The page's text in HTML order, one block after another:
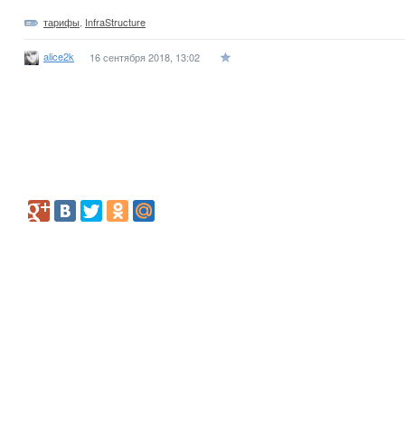
тарифы InfraStructure
alice2k 16 сентября 2018, 13:02